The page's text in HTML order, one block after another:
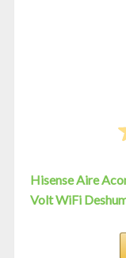
Hisense Aire
Volt WiFi